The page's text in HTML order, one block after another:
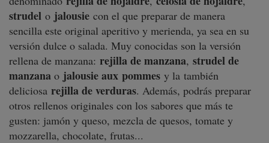
strudel o jalousie con el que preparar de manera
sencilla este original aperitivo y merienda, ya sea en su
versión dulce o salada. Muy conocidas son la versión
rellena de manzana: rejilla de manzana, strudel de
manzana o jalousie aux pommes y la también
deliciosa rejilla de verduras. Además, podrás preparar
otros rellenos originales con los sabores que más te
gusten: jamón y queso, mezcla de quesos, tomate y
mozzarella, chocolate, frutas...